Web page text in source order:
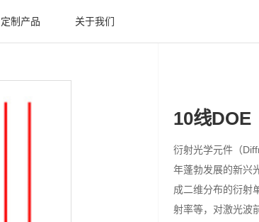
定制产品 关于我们
10线DOE
衍射光学元件（
年蓬勃发展的新兴
成二维分布的衍射
射率等，对激光波